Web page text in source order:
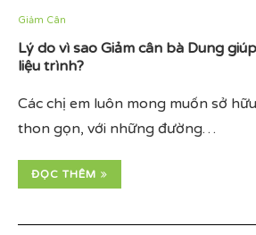
Giảm Cân
Lý do vì sao Giảm cân bà Dung
liệu trình?
Các chị em luôn mong muốn sở
thon gọn, với những đường…
ĐỌC THÊM